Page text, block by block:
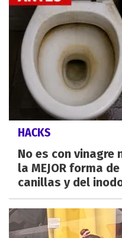
HACKS
No es con vinagre
la MEJOR forma
canillas y del